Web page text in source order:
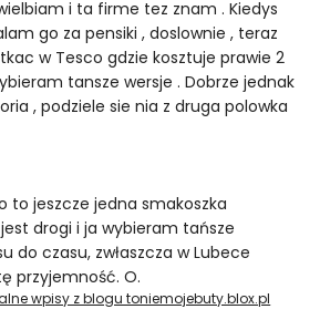
i ta firme tez znam . Kiedys
go za pensiki , doslownie , teraz
w Tesco gdzie kosztuje prawie 2
tansze wersje . Dobrze jednak
, podziele sie nia z druga polowka
to jeszcze jedna smakoszka
drogi i ja wybieram tańsze
do czasu, zwłaszcza w Lubece
przyjemność. O.
wpisy z blogu toniemojebuty.blox.pl